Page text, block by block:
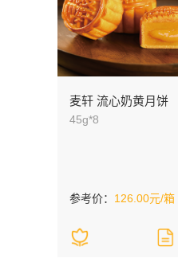
麦轩 流心奶黄月饼
45g*8
参考价： 126.00元/箱